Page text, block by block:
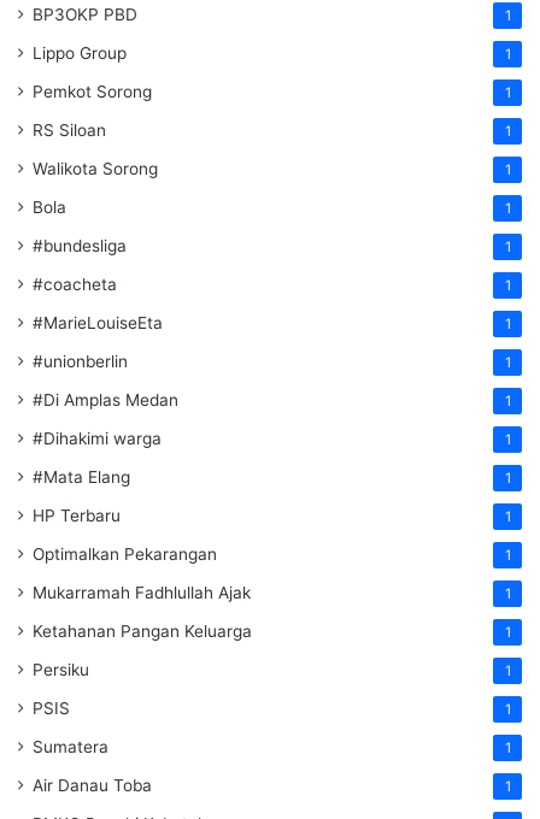
BP3OKP PBD 1
Lippo Group 1
Pemkot Sorong 1
RS Siloan 1
Walikota Sorong 1
Bola 1
#bundesliga 1
#coacheta 1
#MarieLouiseEta 1
#unionberlin 1
#Di Amplas Medan 1
#Dihakimi warga 1
#Mata Elang 1
HP Terbaru 1
Optimalkan Pekarangan 1
Mukarramah Fadhlullah Ajak 1
Ketahanan Pangan Keluarga 1
Persiku 1
PSIS 1
Sumatera 1
Air Danau Toba 1